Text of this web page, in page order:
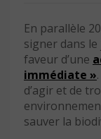
En parallèle
signer dans
faveur d’une
immédiate »
d’agir et de
sauver la